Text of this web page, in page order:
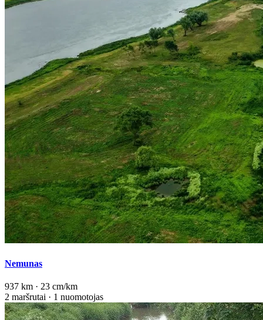
Nemunas
937 km · 23 cm/km
2 maršrutai · 1 nuomotojas